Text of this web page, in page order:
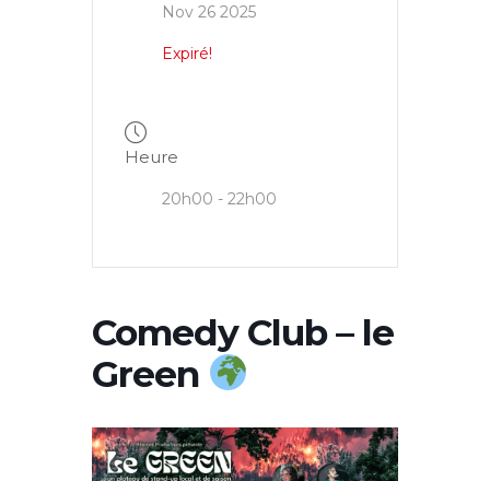
Nov 26 2025
Expiré!
Heure
20h00 - 22h00
Comedy Club – le
Green